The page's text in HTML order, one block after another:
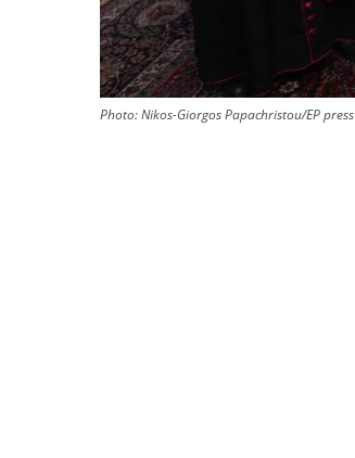
Photo: Nikos-Giorgos Papachristou/EP press